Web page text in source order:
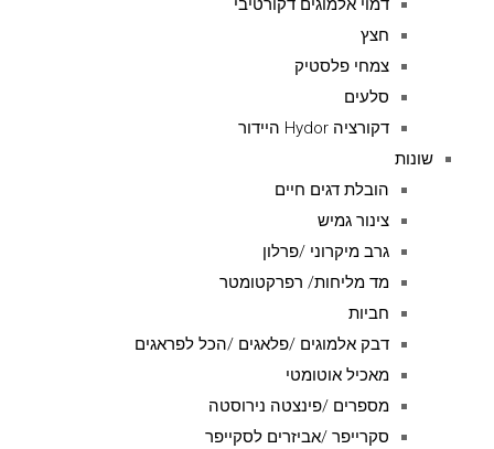
דמוי אלמוגים דקורטיבי
חצץ
צמחי פלסטיק
סלעים
דקורציה Hydor היידור
שונות
הובלת דגים חיים
צינור גמיש
גרב מיקרוני /פרלון
מד מליחות/ רפרקטומטר
חביות
דבק אלמוגים /פלאגים /הכל לפראגים
מאכיל אוטומטי
מספרים /פינצטה נירוסטה
סקרייפר /אביזרים לסקייפר